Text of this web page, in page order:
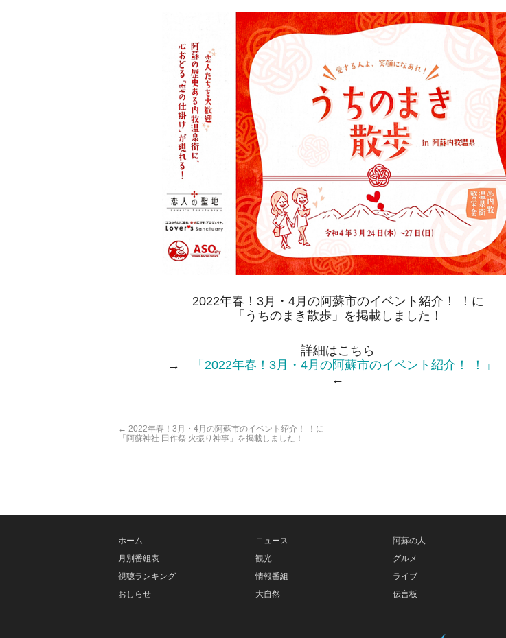
2022年春！3月・4月の阿蘇市のイベント紹介！ ！に
「うちのまき散歩」を掲載しました！
詳細はこちら
→
「2022年春！3月・4月の阿蘇市のイベント紹介！ ！」
←
← 2022年春！3月・4月の阿蘇市のイベント紹介！ ！に
「阿蘇神社 田作祭 火振り神事」を掲載しました！
ホーム
月別番組表
視聴ランキング
おしらせ
ニュース
観光
情報番組
大自然
阿蘇の人
グルメ
ライブ
伝言板